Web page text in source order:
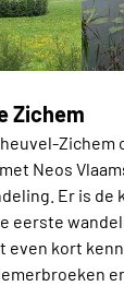
Zichem
Zichem
Neos
Er is de
eerste
even kort